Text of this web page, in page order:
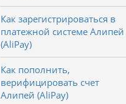
Как зарегистрироваться в
платежной системе Алипей
(AliPay)
Как пополнить,
верифицировать счет
Алипей (AliPay)